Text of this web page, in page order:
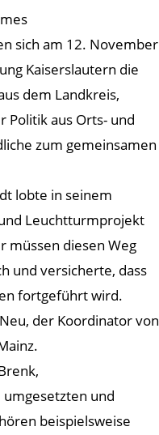
sich am 12. November
Kaiserslautern die
dem Landkreis,
aus Orts- und
zum gemeinsamen
lobte in seinem
Leuchtturmprojekt
müssen diesen Weg
und versicherte, dass
fortgeführt wird.
der Koordinator von
und
beispielsweise